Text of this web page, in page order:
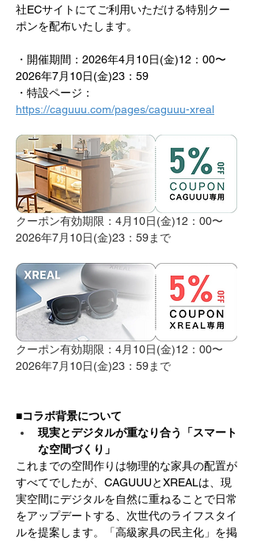
社ECサイトにてご利用いただける特別クー
ポンを配布いたします。
・開催期間：2026年4月10日(金)12：00〜
2026年7月10日(金)23：59
・特設ページ：
https://caguuu.com/pages/caguuu-xreal
クーポン有効期限：4月10日(金)12：00〜
2026年7月10日(金)23：59まで
クーポン有効期限：4月10日(金)12：00〜
2026年7月10日(金)23：59まで
■コラボ背景について
現実とデジタルが重なり合う「スマート
な空間づくり」
これまでの空間作りは物理的な家具の配置が
すべてでしたが、CAGUUUとXREALは、現
実空間にデジタルを自然に重ねることで日常
をアップデートする、次世代のライフスタイ
ルを提案します。「高級家具の民主化」を掲